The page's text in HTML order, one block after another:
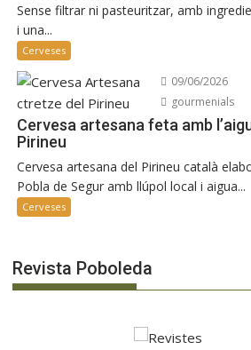
Sense filtrar ni pasteuritzar, amb
i una...
Cerveses
09/06/2026
gourmenials
Cervesa artesana feta amb
Pirineu
Cervesa artesana del Pirineu català
Pobla de Segur amb llúpol local i aigua...
Cerveses
Revista Poboleda